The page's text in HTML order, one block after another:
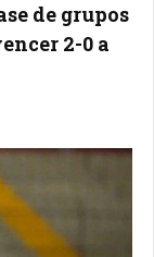
de grupos
2-0 a